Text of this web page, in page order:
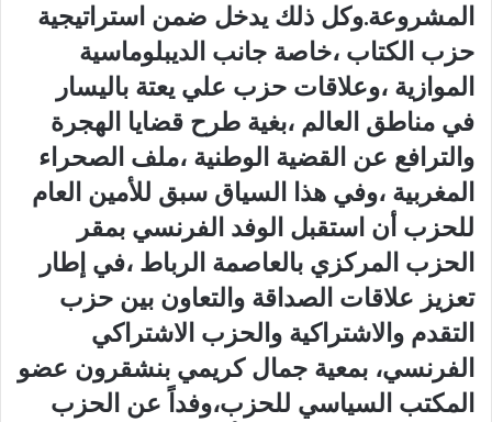
المشروعة.وكل ذلك يدخل ضمن استراتيجية
حزب الكتاب ،خاصة جانب الديبلوماسية
الموازية ،وعلاقات حزب علي يعتة باليسار
في مناطق العالم ،بغية طرح قضايا الهجرة
والترافع عن القضية الوطنية ،ملف الصحراء
المغربية ،وفي هذا السياق سبق للأمين العام
للحزب أن استقبل الوفد الفرنسي بمقر
الحزب المركزي بالعاصمة الرباط ،في إطار
تعزيز علاقات الصداقة والتعاون بين حزب
التقدم والاشتراكية والحزب الاشتراكي
الفرنسي، بمعية جمال كريمي بنشقرون عضو
المكتب السياسي للحزب،وفداً عن الحزب